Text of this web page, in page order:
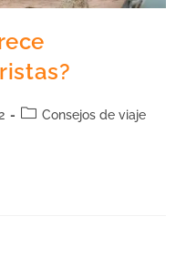
Consejos de viaje